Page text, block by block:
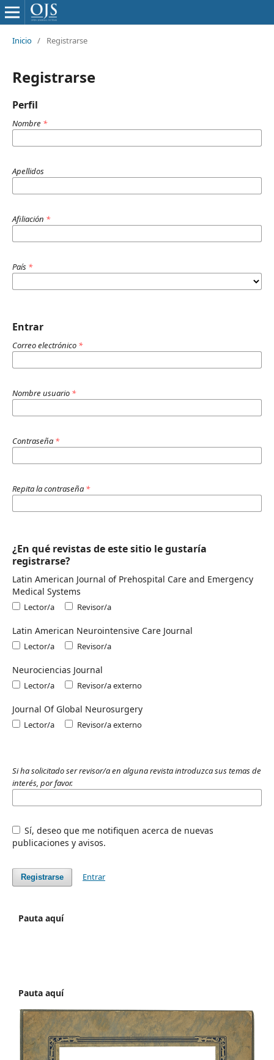
Inicio / Registrarse
Registrarse
Perfil
Nombre *
Apellidos
Afiliación *
País *
Entrar
Correo electrónico *
Nombre usuario *
Contraseña *
Repita la contraseña *
¿En qué revistas de este sitio le gustaría
registrarse?
Latin American Journal of Prehospital Care and Emergency
Medical Systems
Lector/a Revisor/a
Latin American Neurointensive Care Journal
Lector/a Revisor/a
Neurociencias Journal
Lector/a Revisor/a externo
Journal Of Global Neurosurgery
Lector/a Revisor/a externo
Si ha solicitado ser revisor/a en alguna revista introduzca sus temas de
interés, por favor.
Sí, deseo que me notifiquen acerca de nuevas
publicaciones y avisos.
Registrarse Entrar
Pauta aquí
Pauta aquí